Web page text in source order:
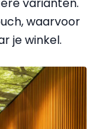
waarvoor
je winkel.